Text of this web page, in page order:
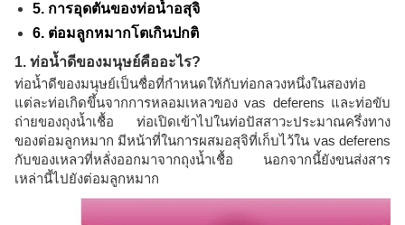
5. การอุดตันของท่อน้ำอสุจิ
6. ต่อมลูกหมากโตเกินปกติ
1. ท่อน้ำดีของมนุษย์คืออะไร?
ท่อน้ำดีของมนุษย์เป็นชื่อที่กำหนดให้กับท่อกลวงหนึ่งในสองท่อ
แต่ละท่อเกิดขึ้นจากการหลอมเหลวของ vas deferens และท่อขับ
ถ่ายของถุงน้ำเชื้อ ท่อเปิดเข้าไปในท่อปัสสาวะประมาณครึ่งทาง
ของต่อมลูกหมาก มีหน้าที่ในการผสมอสุจิที่เก็บไว้ใน vas deferens
กับของเหลวที่หลั่งออกมาจากถุงน้ำเชื้อ นอกจากนี้ยังขนส่งสาร
เหล่านี้ไปยังต่อมลูกหมาก